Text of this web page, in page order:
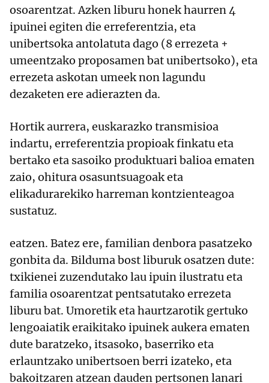
osoarentzat. Azken liburu honek haurren 4
ipuinei egiten die erreferentzia, eta
unibertsoka antolatuta dago (8 errezeta +
umeentzako proposamen bat unibertsoko), eta
errezeta askotan umeek non lagundu
dezaketen ere adierazten da.
Hortik aurrera, euskarazko transmisioa
indartu, erreferentzia propioak finkatu eta
bertako eta sasoiko produktuari balioa ematen
zaio, ohitura osasuntsuagoak eta
elikadurarekiko harreman kontzienteagoa
sustatuz.
eatzen. Batez ere, familian denbora pasatzeko
gonbita da. Bilduma bost liburuk osatzen dute:
txikienei zuzendutako lau ipuin ilustratu eta
familia osoarentzat pentsatutako errezeta
liburu bat. Umoretik eta haurtzarotik gertuko
lengoaiatik eraikitako ipuinek aukera ematen
dute baratzeko, itsasoko, baserriko eta
erlauntzako unibertsoen berri izateko, eta
bakoitzaren atzean dauden pertsonen lanari